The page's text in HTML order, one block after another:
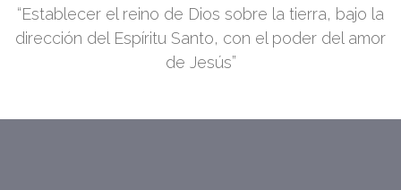
“Establecer el reino de Dios sobre la tierra, bajo la
dirección del Espíritu Santo, con el poder del amor
de Jesús”